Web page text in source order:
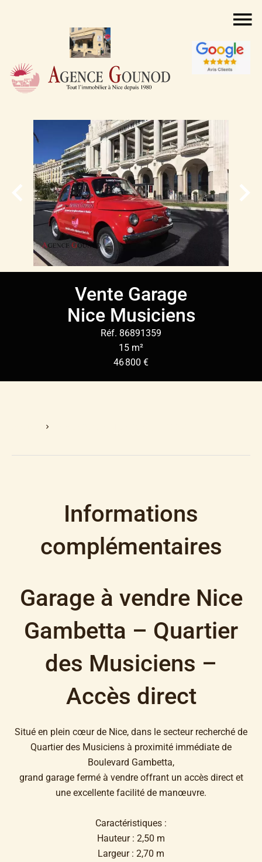
Vente Garage
Nice Musiciens
Réf. 86891359
15 m²
46 800 €
Informations
complémentaires
Garage à vendre Nice
Gambetta – Quartier
des Musiciens –
Accès direct
Situé en plein cœur de Nice, dans le secteur recherché de
Quartier des Musiciens à proximité immédiate de
Boulevard Gambetta,
grand garage fermé à vendre offrant un accès direct et
une excellente facilité de manœuvre.
Caractéristiques :
Hauteur : 2,50 m
Largeur : 2,70 m